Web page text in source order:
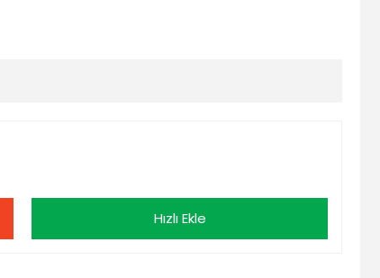
Hızlı Ekle